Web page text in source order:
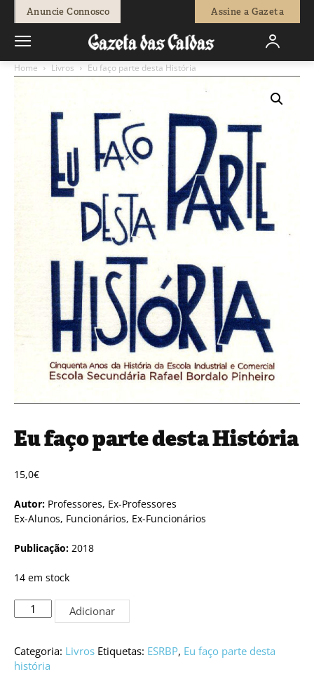
Anuncie Connosco Assine a Gazeta
Home Livros Eu faço parte desta História
Eu faço parte desta História
15,0€
Autor: Professores, Ex-Professores
Ex-Alunos, Funcionários, Ex-Funcionários
Publicação: 2018
14 em stock
Quantidade
de
faço
parte
Adicionar
Categoria: Livros Etiquetas: ESRBP, Eu faço parte desta
história